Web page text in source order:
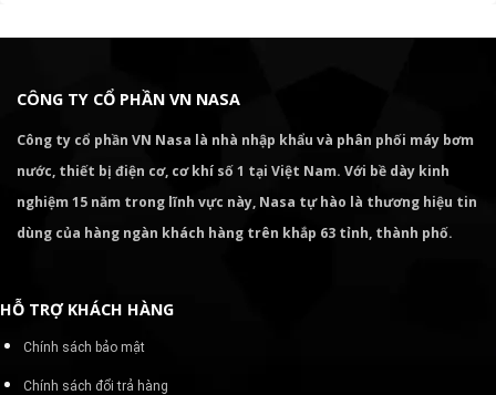
CÔNG TY CỔ PHẦN VN NASA
Công ty cổ phần VN Nasa là nhà nhập khẩu và phân phối máy bơm
nước, thiết bị điện cơ, cơ khí số 1 tại Việt Nam. Với bề dày kinh
nghiệm 15 năm trong lĩnh vực này, Nasa tự hào là thương hiệu tin
dùng của hàng ngàn khách hàng trên khắp 63 tỉnh, thành phố.
HỖ TRỢ KHÁCH HÀNG
Chính sách bảo mật
Chính sách đổi trả hàng